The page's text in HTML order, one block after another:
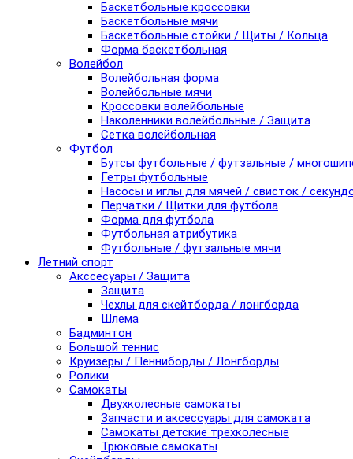
Баскетбольные кроссовки
Баскетбольные мячи
Баскетбольные стойки / Щиты / Кольца
Форма баскетбольная
Волейбол
Волейбольная форма
Волейбольные мячи
Кроссовки волейбольные
Наколенники волейбольные / Защита
Сетка волейбольная
Футбол
Бутсы футбольные / футзальные /
Гетры футбольные
Насосы и иглы для мячей / свисток /
Перчатки / Щитки для футбола
Форма для футбола
Футбольная атрибутика
Футбольные / футзальные мячи
Летний спорт
Акссесуары / Защита
Защита
Чехлы для скейтборда / лонгборда
Шлема
Бадминтон
Большой теннис
Круизеры / Пенниборды / Лонгборды
Ролики
Самокаты
Двухколесные самокаты
Запчасти и аксессуары для самоката
Самокаты детские трехколесные
Трюковые самокаты